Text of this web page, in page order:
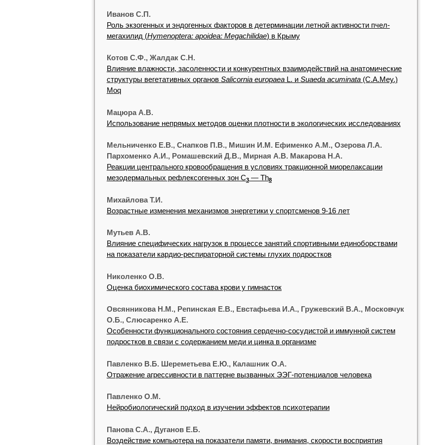
Иванов С.П.
Роль экзогенных и эндогенных факторов в детерминации летной активности пчел-
мегахилид (Hymenoptera: apoidea: Megachilidae) в Крыму
Котов С.Ф., Жалдак С.Н.
Влияние влажности, засоленности и конкурентных взаимодействий на анатомические
структуры вегетативных органов Salicornia europaeaL. и Suaeda acuminata(C.A.Mey.)
Moq
Мацюра А.В.
Использование непрямых методов оценки плотности в экологических исследованиях
Мельниченко Е.В., Снапков П.В., Мишин И.М. Ефименко A.M., Озерова Л.А.
Пархоменко А.И., Ромашевский Д.В., Мирная А.В. Макарова Н.А.
Реакции центрального кровообращения в условиях тракционной миорелаксации
мезодермальных рефлексогенных зон C3— Th8
Михайлова Т.И.
Возрастные изменения механизмов энергетики у спортсменов 9-16 лет
Мутьев А.В.
Влияние специфических нагрузок в процессе занятий спортивными единоборствами
на показатели кардио-респираторной системы глухих подростков
Николенко О.В.
Оценка биохимического состава крови у гимнасток
Овсянникова Н.М., Репинская Е.В., Евстафьева И.А., Гружевский В.А., Московчук
О.Б., Слюсаренко А.Е.
Особенности функционального состояния сердечно-сосудистой и иммунной систем
подростков в связи с содержанием меди и цинка в организме
Павленко В.Б. Шереметьева Е.Ю., Калашник О.А.
Отражение агрессивности в паттерне вызванных ЭЭГ-потенциалов человека
Павленко О.М.
Нейробиологический подход в изучении эффектов психотерапии
Панова С.А., Дуганов Е.Б.
Воздействие компьютера на показатели памяти, внимания, скорости восприятия